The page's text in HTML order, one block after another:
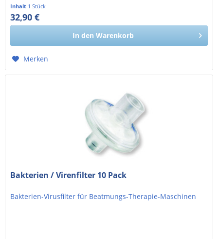
Inhalt 1 Stück
32,90 €
27,65 € exkl. MwSt.
In den Warenkorb
Merken
Bakterien / Virenfilter 10 Pack
Bakterien-Virusfilter für Beatmungs-Therapie-Maschinen